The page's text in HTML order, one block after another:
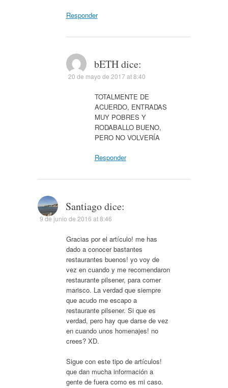
Responder
bETH dice:
20 de mayo de 2017 at 8:40
TOTALMENTE DE
ACUERDO, ENTRADAS
MUY POBRES Y
RODABALLO BUENO,
PERO NO VOLVERÍA
Responder
Santiago dice:
9 de junio de 2016 at 8:46
Gracias por el artículo! me has
dado a conocer bastantes
restaurantes buenos! yo voy de
vez en cuando y me recomendaron
restaurante pilsener, para comer
marisco. La verdad que siempre
que acudo me escapo a
restaurante pilsener. Si que es
verdad, pero hay que darse de vez
en cuando unos homenajes! no
crees? XD.
Sigue con este tipo de artículos!
que dan mucha información a
gente de fuera como es mi caso.